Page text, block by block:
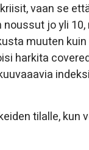
vaan se
jo yli
muuten
harkita
tilalle, kun